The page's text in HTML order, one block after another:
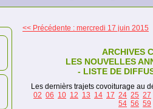
<< Précédente : mercredi 17 juin 2015
ARCHIVES
LES NOUVELLES
- LISTE DE
Les dernièrs trajets covoiturage au
02 06 10 12 13 14 17 24 25 27
54 56 59